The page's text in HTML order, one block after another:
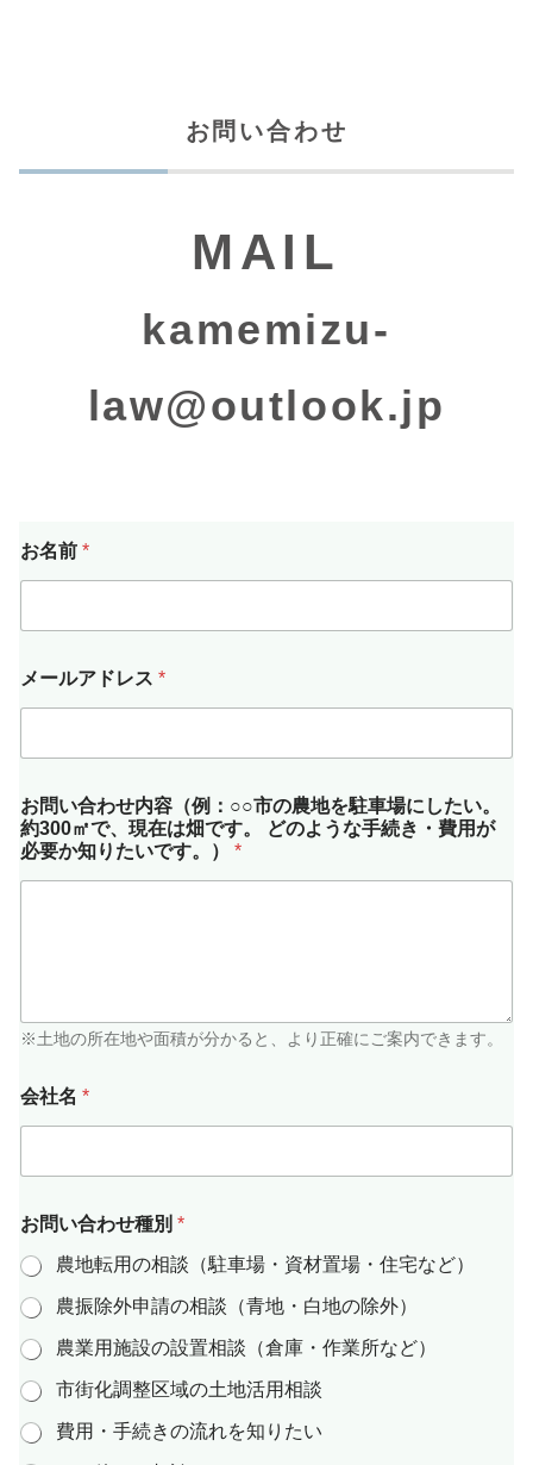
お問い合わせ
MAIL
kamemizu-
law@outlook.jp
お名前 *
メールアドレス *
お問い合わせ内容（例：○○市の農地を駐車場にしたい。
約300㎡で、現在は畑です。 どのような手続き・費用が
必要か知りたいです。） *
※土地の所在地や面積が分かると、より正確にご案内できます。
会社名 *
問
い
合
わ
せ
種
別
お
い
お問い合わせ種別 *
農地転用の相談（駐車場・資材置場・住宅など）
農振除外申請の相談（青地・白地の除外）
農業用施設の設置相談（倉庫・作業所など）
市街化調整区域の土地活用相談
費用・手続きの流れを知りたい